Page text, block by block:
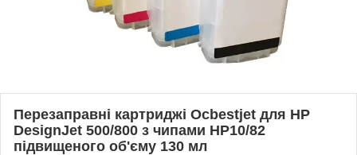
Перезаправні картриджі Ocbestjet для HP
DesignJet 500/800 з чипами HP10/82
підвищеного об'єму 130 мл